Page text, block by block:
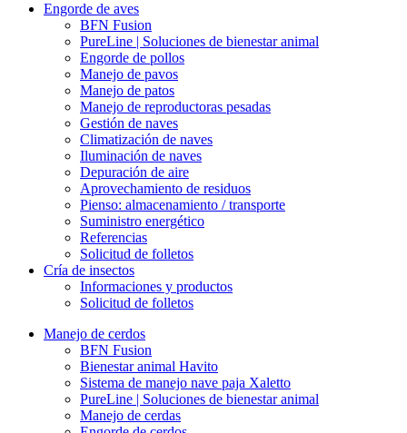
Engorde de aves
BFN Fusion
PureLine | Soluciones de bienestar animal
Engorde de pollos
Manejo de pavos
Manejo de patos
Manejo de reproductoras pesadas
Gestión de naves
Climatización de naves
Iluminación de naves
Depuración de aire
Aprovechamiento de residuos
Pienso: almacenamiento / transporte
Suministro energético
Referencias
Solicitud de folletos
Cría de insectos
Informaciones y productos
Solicitud de folletos
Manejo de cerdos
BFN Fusion
Bienestar animal Havito
Sistema de manejo nave paja Xaletto
PureLine | Soluciones de bienestar animal
Manejo de cerdas